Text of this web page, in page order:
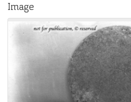
Image